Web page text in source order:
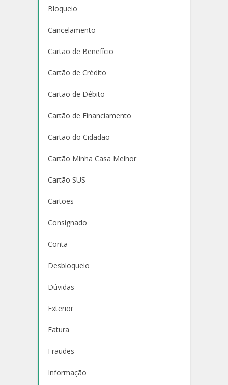
Bloqueio
Cancelamento
Cartão de Benefício
Cartão de Crédito
Cartão de Débito
Cartão de Financiamento
Cartão do Cidadão
Cartão Minha Casa Melhor
Cartão SUS
Cartões
Consignado
Conta
Desbloqueio
Dúvidas
Exterior
Fatura
Fraudes
Informação